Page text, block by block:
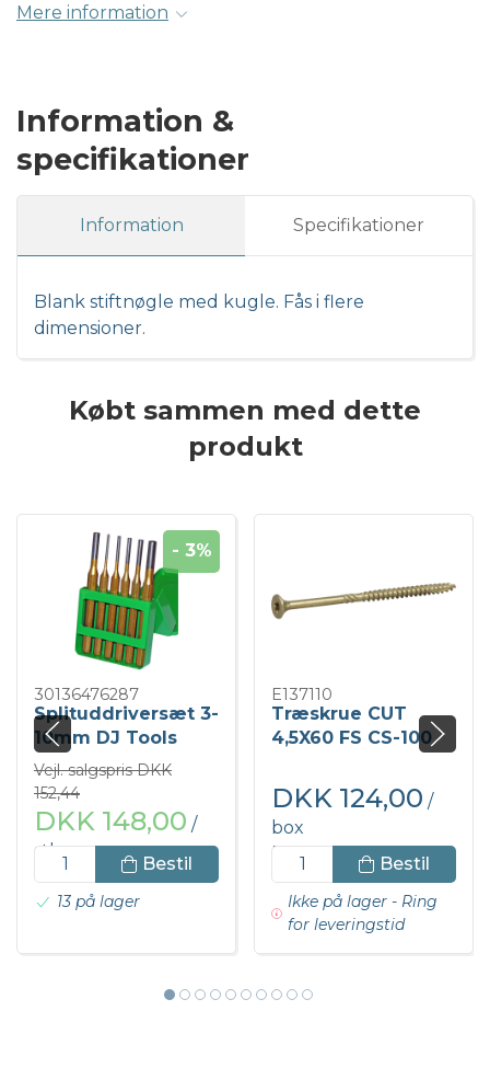
Mere information
Information &
specifikationer
Information Specifikationer
Blank stiftnøgle med kugle. Fås i flere
dimensioner.
Købt sammen med dette
produkt
- 3%
30136476287
Splituddriversæt 3-
10mm DJ Tools
Vejl. salgspris DKK
152,44
DKK 148,00 /
stk
DKK 185,00 inkl. moms
Bestil
13 på lager
E137110
Træskrue CUT
4,5X60 FS CS-100
DKK 124,00 /
box
DKK 155,00 inkl. moms
Bestil
Ikke på lager - Ring
for leveringstid